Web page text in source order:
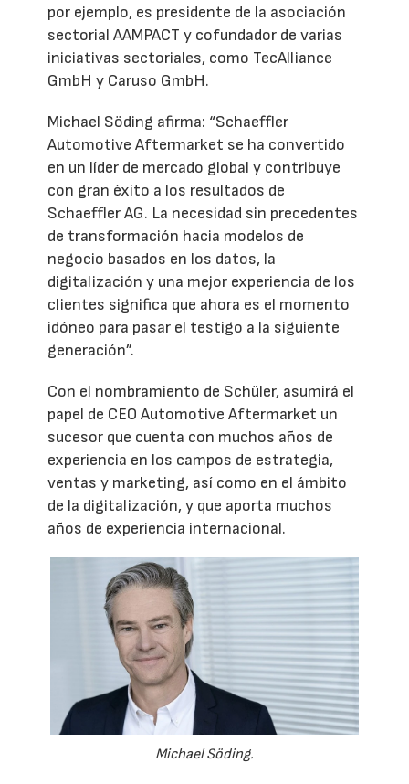
por ejemplo, es presidente de la asociación
sectorial AAMPACT y cofundador de varias
iniciativas sectoriales, como TecAlliance
GmbH y Caruso GmbH.
Michael Söding afirma: “Schaeffler
Automotive Aftermarket se ha convertido
en un líder de mercado global y contribuye
con gran éxito a los resultados de
Schaeffler AG. La necesidad sin precedentes
de transformación hacia modelos de
negocio basados en los datos, la
digitalización y una mejor experiencia de los
clientes significa que ahora es el momento
idóneo para pasar el testigo a la siguiente
generación”.
Con el nombramiento de Schüler, asumirá el
papel de CEO Automotive Aftermarket un
sucesor que cuenta con muchos años de
experiencia en los campos de estrategia,
ventas y marketing, así como en el ámbito
de la digitalización, y que aporta muchos
años de experiencia internacional.
Michael Söding.